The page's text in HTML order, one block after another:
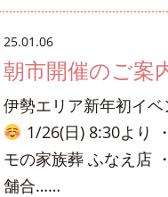
25.01.06
朝市開催のご案
伊勢エリア新年初イ
1/26(日) 8:30より
モの家族葬 ふなえ店
舗合……